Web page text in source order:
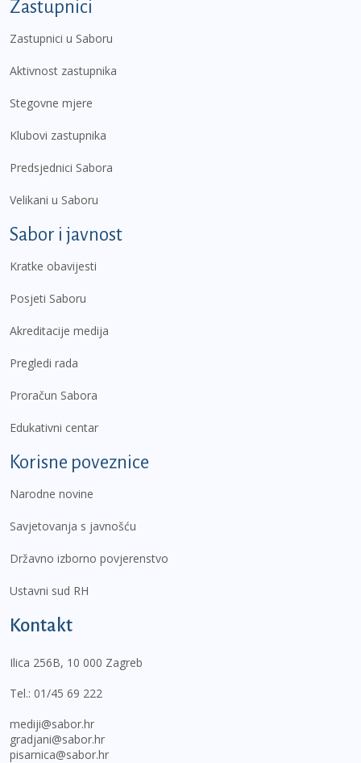
Zastupnici
Zastupnici u Saboru
Aktivnost zastupnika
Stegovne mjere
Klubovi zastupnika
Predsjednici Sabora
Velikani u Saboru
Sabor i javnost
Kratke obavijesti
Posjeti Saboru
Akreditacije medija
Pregledi rada
Proračun Sabora
Edukativni centar
Korisne poveznice
Narodne novine
Savjetovanja s javnošću
Državno izborno povjerenstvo
Ustavni sud RH
Kontakt
Ilica 256B, 10 000 Zagreb
Tel.: 01/45 69 222
mediji@sabor.hr
gradjani@sabor.hr
pisarnica@sabor.hr